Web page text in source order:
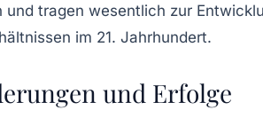
und tragen wesentlich zur
im 21. Jahrhundert.
und Erfolge